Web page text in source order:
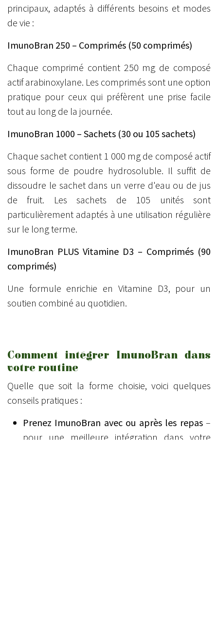
principaux, adaptés à différents besoins et modes
de vie :
ImunoBran 250 – Comprimés (50 comprimés)
Chaque comprimé contient 250 mg de composé
actif arabinoxylane. Les comprimés sont une option
pratique pour ceux qui préfèrent une prise facile
tout au long de la journée.
ImunoBran 1000 – Sachets (30 ou 105 sachets)
Chaque sachet contient 1 000 mg de composé actif
sous forme de poudre hydrosoluble. Il suffit de
dissoudre le sachet dans un verre d'eau ou de jus
de fruit. Les sachets de 105 unités sont
particulièrement adaptés à une utilisation régulière
sur le long terme.
ImunoBran PLUS Vitamine D3 – Comprimés (90
comprimés)
Une formule enrichie en Vitamine D3, pour un
soutien combiné au quotidien.
Comment intégrer ImunoBran dans
votre routine
Quelle que soit la forme choisie, voici quelques
conseils pratiques :
Prenez ImunoBran avec ou après les repas–
pour une meilleure intégration dans votre